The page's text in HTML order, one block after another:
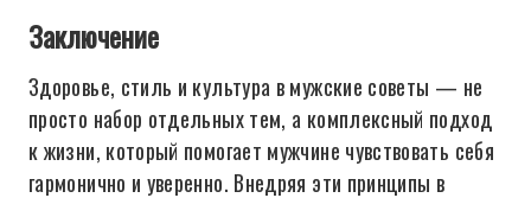
Заключение
Здоровье, стиль и культура в мужские советы — не
просто набор отдельных тем, а комплексный подход
к жизни, который помогает мужчине чувствовать себя
гармонично и уверенно. Внедряя эти принципы в